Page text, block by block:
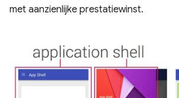
met aanzienlijke prestatiewinst.